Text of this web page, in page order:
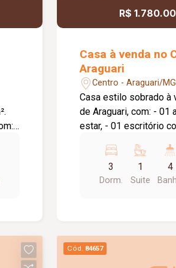
R$
Casa à venda no
Araguari
Centro - Araguari/MG
Casa estilo sobrado à
de Araguari, com: - 01
estar, - 01 escritório
cozinha funcional, - 01 banheiro social, -
01 suíte master com
edícula com quarto,
- 01 lavanderia, - 01 despensa, -
3
Dorm.
1
Suite
4
Cód. 84657